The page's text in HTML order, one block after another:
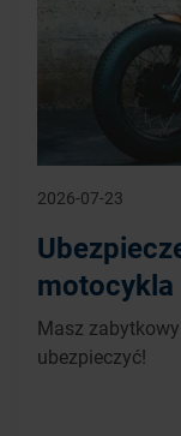
2026-07-23
Masz
ubezpieczyć!